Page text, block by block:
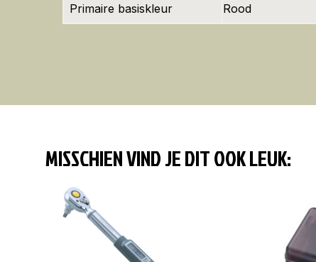
Primaire basiskleur Rood
MISSCHIEN VIND JE DIT OOK LEUK: